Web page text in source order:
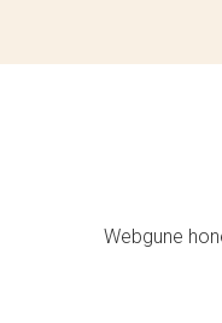
Webgune